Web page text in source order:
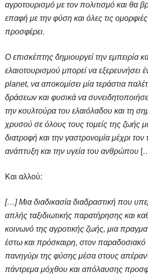
αγροτουρισμό με τον πολιτισμό και θα
επαφή με την φύση και όλες τις
προσφέρει.
Ο επισκέπτης δημιουργεί την εμπειρία
ελαιοτουρισμού μπορεί να εξερευνήσει
planet, να αποκομίσει μία τεράστια
δράσεων και φυσικά να
την κουλτούρα του ελαιόλαδου και τη
χρυσού σε όλους τους τομείς της ζωής
διατροφή και την γαστρονομία μέχρι τον
ανάπτυξη και την υγεία του ανθρώπου
Και αλλού:
[…] Μια διαδικασία διαδραστική που
απλής ταξιδιωτικής παρατήρησης και
κοινωνό της αγροτικής ζωής, μια
έστω και πρόσκαιρη, στον
πανηγύρι της φύσης μέσα στους
πάντρεμα μόχθου και απόλαυσης